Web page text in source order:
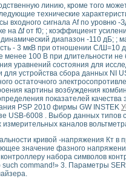
National Instruments
отладки систем
состава
трубах
систем
линию, кроме того
технические
входного сигнала Af по уровню -
на ∆f от f0; ; коэффициент
диапазон -110 дБ; ;
- 3 мкВ при отношении С/Ш=10
менее 100 В при длительности не
уравнений состояния для
для устройства сбора данных NI
остаточного
картины возбуждения
показателей качества
PSP 2010 фирмы GW INSTEK
USB-6008 . Выбор данных типов
каналов
кривой -напряжения Кт в
значение фазного
набора символов
command!» 3. Параметры